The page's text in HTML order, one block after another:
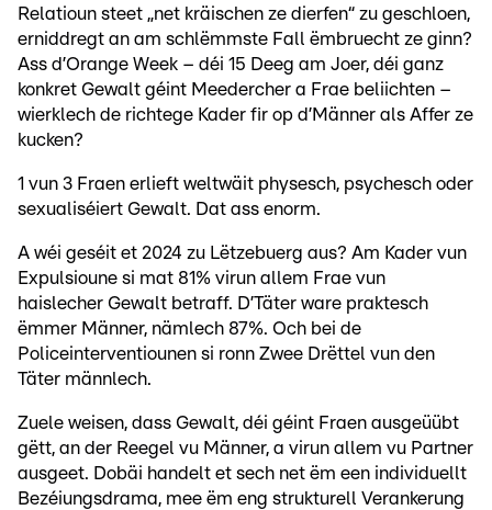
Relatioun steet „net kräischen ze dierfen“ zu geschloen,
erniddregt an am schlëmmste Fall ëmbruecht ze ginn?
Ass d’Orange Week – déi 15 Deeg am Joer, déi ganz
konkret Gewalt géint Meedercher a Frae beliichten –
wierklech de richtege Kader fir op d’Männer als Affer ze
kucken?
1 vun 3 Fraen erlieft weltwäit physesch, psychesch oder
sexualiséiert Gewalt. Dat ass enorm.
A wéi geséit et 2024 zu Lëtzebuerg aus? Am Kader vun
Expulsioune si mat 81% virun allem Frae vun
haislecher Gewalt betraff. D’Täter ware praktesch
ëmmer Männer, nämlech 87%. Och bei de
Policeinterventiounen si ronn Zwee Drëttel vun den
Täter männlech.
Zuele weisen, dass Gewalt, déi géint Fraen ausgeüübt
gëtt, an der Reegel vu Männer, a virun allem vu Partner
ausgeet. Dobäi handelt et sech net ëm een individuellt
Bezéiungsdrama, mee ëm eng strukturell Verankerung